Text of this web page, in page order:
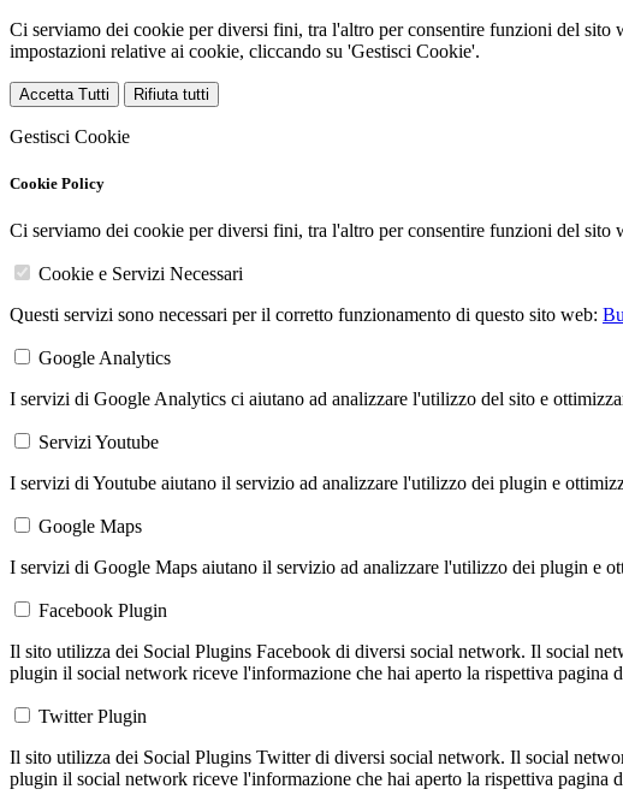
Ci serviamo dei cookie per diversi fini, tra l'altro per consentire funzioni del
impostazioni relative ai cookie, cliccando su 'Gestisci Cookie'.
Accetta Tutti Rifiuta tutti
Gestisci Cookie
Cookie Policy
Ci serviamo dei cookie per diversi fini, tra l'altro per consentire funzioni del
Cookie e Servizi Necessari
Questi servizi sono necessari per il corretto funzionamento di questo sito web:
Google Analytics
I servizi di Google Analytics ci aiutano ad analizzare l'utilizzo del sito e
Servizi Youtube
I servizi di Youtube aiutano il servizio ad analizzare l'utilizzo dei plugin e
Google Maps
I servizi di Google Maps aiutano il servizio ad analizzare l'utilizzo dei plugin e
Facebook Plugin
Il sito utilizza dei Social Plugins Facebook di diversi social network. Il social
plugin il social network riceve l'informazione che hai aperto la rispettiva pagina
Twitter Plugin
Il sito utilizza dei Social Plugins Twitter di diversi social network. Il social
plugin il social network riceve l'informazione che hai aperto la rispettiva pagina